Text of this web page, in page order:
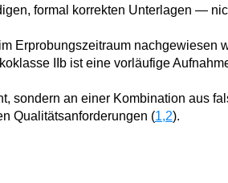
formal korrekten Unterlagen —
Erprobungszeitraum nachgewiesen
IIb ist eine vorläufige
sondern an einer Kombination aus
Qualitätsanforderungen (1,2).